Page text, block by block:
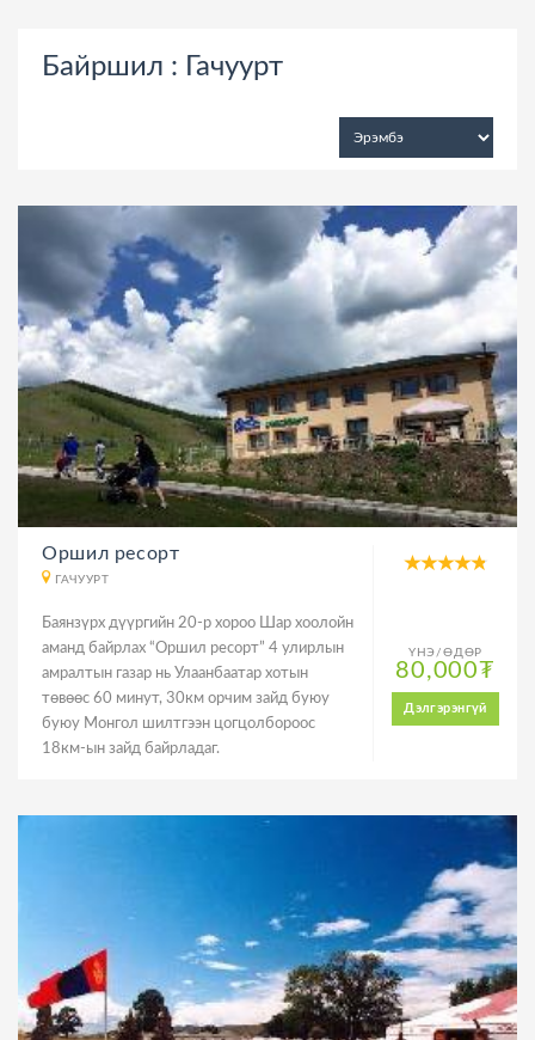
Байршил : Гачуурт
Оршил ресорт
ГАЧУУРТ
Баянзүрх дүүргийн 20-р хороо Шар хоолойн
аманд байрлах “Оршил ресорт” 4 улирлын
амралтын газар нь Улаанбаатар хотын
төвөөс 60 минут, 30км орчим зайд буюу
буюу Монгол шилтгээн цогцолбороос
18км-ын зайд байрладаг.
ҮНЭ/ӨДӨР
80,000₮
Дэлгэрэнгүй